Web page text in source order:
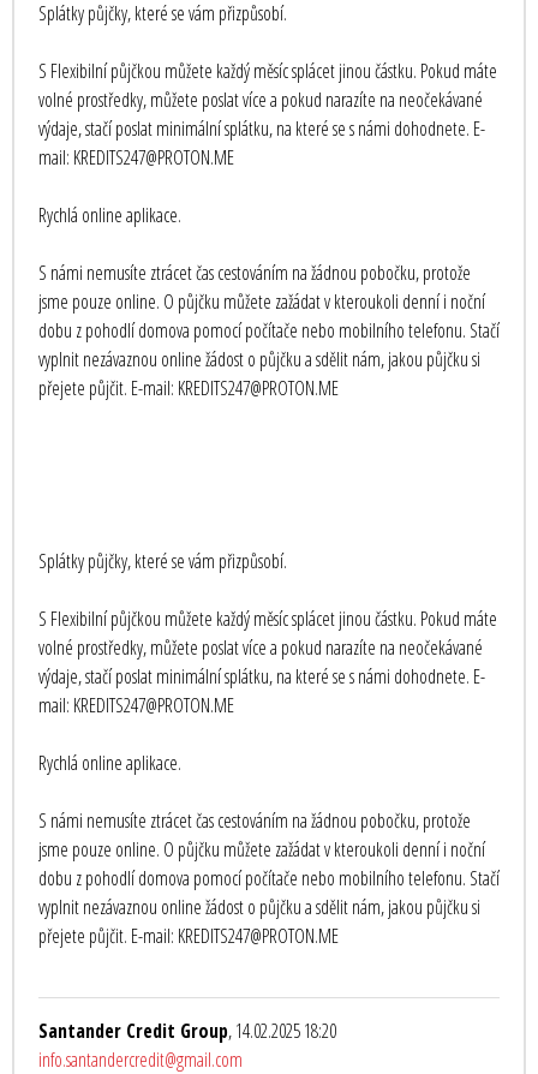
Splátky půjčky, které se vám přizpůsobí.
S Flexibilní půjčkou můžete každý měsíc splácet jinou částku. Pokud máte
volné prostředky, můžete poslat více a pokud narazíte na neočekávané
výdaje, stačí poslat minimální splátku, na které se s námi dohodnete. E-
mail: KREDITS247@PROTON.ME
Rychlá online aplikace.
S námi nemusíte ztrácet čas cestováním na žádnou pobočku, protože
jsme pouze online. O půjčku můžete zažádat v kteroukoli denní i noční
dobu z pohodlí domova pomocí počítače nebo mobilního telefonu. Stačí
vyplnit nezávaznou online žádost o půjčku a sdělit nám, jakou půjčku si
přejete půjčit. E-mail: KREDITS247@PROTON.ME
Splátky půjčky, které se vám přizpůsobí.
S Flexibilní půjčkou můžete každý měsíc splácet jinou částku. Pokud máte
volné prostředky, můžete poslat více a pokud narazíte na neočekávané
výdaje, stačí poslat minimální splátku, na které se s námi dohodnete. E-
mail: KREDITS247@PROTON.ME
Rychlá online aplikace.
S námi nemusíte ztrácet čas cestováním na žádnou pobočku, protože
jsme pouze online. O půjčku můžete zažádat v kteroukoli denní i noční
dobu z pohodlí domova pomocí počítače nebo mobilního telefonu. Stačí
vyplnit nezávaznou online žádost o půjčku a sdělit nám, jakou půjčku si
přejete půjčit. E-mail: KREDITS247@PROTON.ME
Santander Credit Group, 14.02.2025 18:20
info.santandercredit@gmail.com